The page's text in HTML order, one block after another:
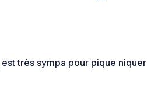
très sympa pour pique niquer